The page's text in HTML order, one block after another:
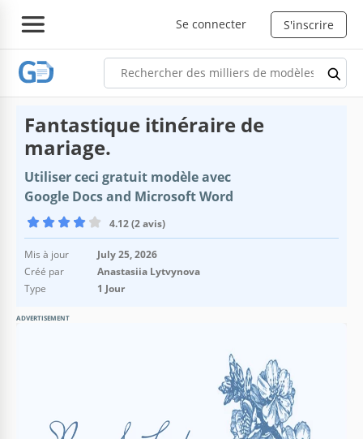
Se connecter S'inscrire
Fantastique itinéraire de
mariage.
Utiliser ceci gratuit modèle avec
Google Docs and Microsoft Word
4.12 (2 avis)
Mis à jour
July 25, 2026
Créé par
Anastasiia Lytvynova
Type
1 Jour
ADVERTISEMENT